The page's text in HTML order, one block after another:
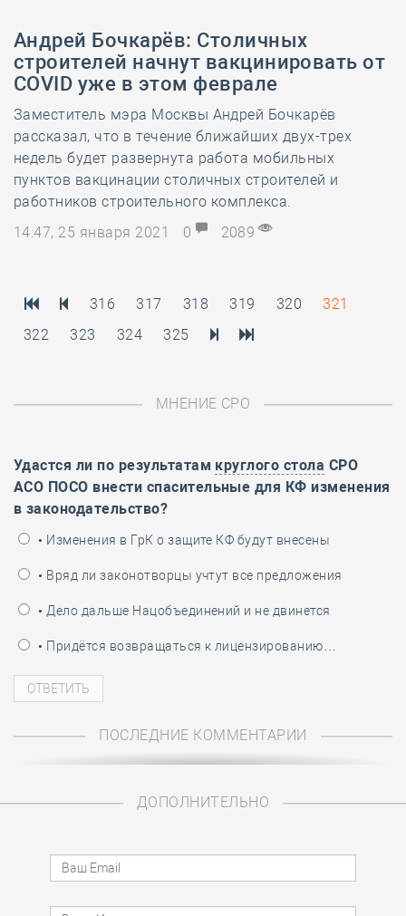
Андрей Бочкарёв: Столичных
строителей начнут вакцинировать от
COVID уже в этом феврале
Заместитель мэра Москвы Андрей Бочкарёв
рассказал, что в течение ближайших двух-трех
недель будет развернута работа мобильных
пунктов вакцинации столичных строителей и
работников строительного комплекса.
14:47, 25 января 2021
0 2089
316 317 318 319 320
321
322
323 324 325
МНЕНИЕ СРО
Удастся ли по результатам круглого стола СРО
АСО ПОСО внести спасительные для КФ изменения
в законодательство?
• Изменения в ГрК о защите КФ будут внесены
• Вряд ли законотворцы учтут все предложения
• Дело дальше Нацобъединений и не двинется
• Придётся возвращаться к лицензированию…
ПОСЛЕДНИЕ КОММЕНТАРИИ
ДОПОЛНИТЕЛЬНО